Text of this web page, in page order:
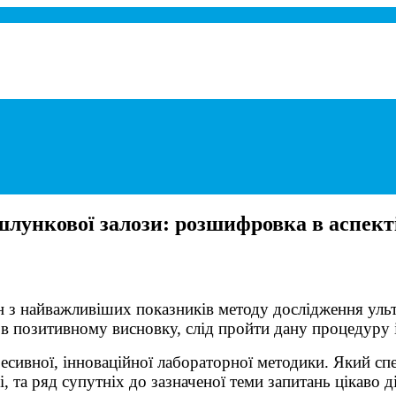
залози: розшифровка в
показників методу дослідження
висновку, слід пройти дану процедуру
інноваційної лабораторної методики. Який
ряд супутніх до зазначеної теми запитань цікаво